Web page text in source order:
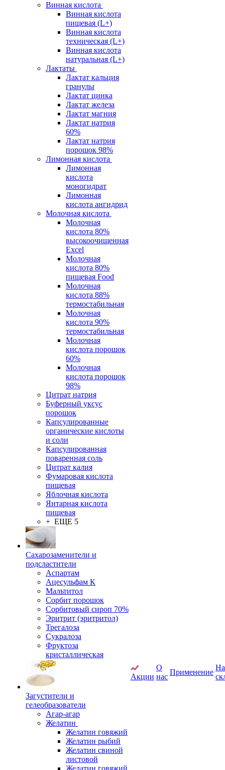
Винная кислота
Винная кислота
пищевая (L+)
Винная кислота
техническая (L+)
Винная кислота
натуральная (L+)
Лактаты
Лактат кальция
гранулы
Лактат цинка
Лактат железа
Лактат магния
Лактат натрия
60%
Лактат натрия
порошок 98%
Лимонная кислота
Лимонная
кислота
моногидрат
Лимонная
кислота ангидрид
Молочная кислота
Молочная
кислота 80%
высокоочищенная
Excel
Молочная
кислота 80%
пищевая Food
Молочная
кислота 88%
термостабильная
Молочная
кислота 90%
термостабильная
Молочная
кислота порошок
60%
Молочная
кислота порошок
98%
Цитрат натрия
Буферный уксус
порошок
Капсулированные
органические кислоты
и соли
Капсулированная
поваренная соль
Цитрат калия
Фумаровая кислота
пищевая
Яблочная кислота
Янтарная кислота
пищевая
+ ЕЩЕ 5
Сахарозаменители и
подсластители
Аспартам
Ацесульфам К
Мальтитол
Сорбит порошок
Сорбитовый сироп 70%
Эритрит (эритритол)
Трегалоза
Сукралоза
Фруктоза
кристаллическая
Загустители и
гелеобразователи
Агар-агар
Желатин
Желатин говяжий
Желатин рыбий
Желатин свиной
листовой
Акции
О
нас
Применение